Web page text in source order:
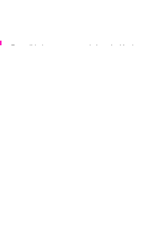
En realidad, se espera que la inscripción de